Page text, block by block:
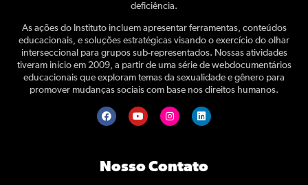
deficiência.
As ações do Instituto incluem apresentar ferramentas, conteúdos
educacionais, e soluções estratégicas visando o exercício do olhar
interseccional para grupos sub-representados. Nossas atividades
tiveram início em 2009, a partir de uma série de webdocumentários
educacionais que exploram temas da sexualidade e gênero para
promover mudanças sociais com base nos direitos humanos.
Nosso Contato